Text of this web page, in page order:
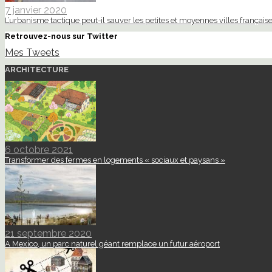
7 janvier 2020
L’urbanisme tactique peut-il sauver les petites et moyennes villes
Retrouvez-nous sur Twitter
Mes Tweets
ARCHITECTURE
6 octobre 2021
Transformer des fermes en logements « sociaux et paysans »
21 septembre 2020
A Mexico, un parc naturel géant remplace un futur aéroport